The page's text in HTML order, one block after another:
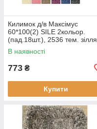
Килимок д/в Максімус
60*100(2) SILE 2кольор.
(пад.18шт.), 2536 тем. зілля
В наявності
773 ₴
Купити